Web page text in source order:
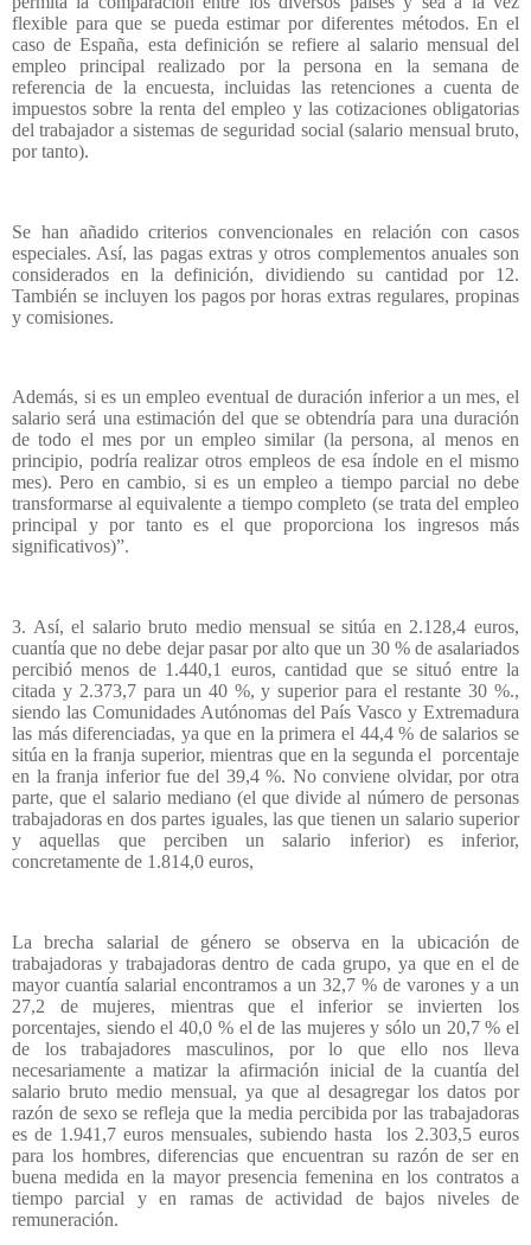
flexible para que se pueda estimar por diferentes métodos. En el
caso de España, esta definición se refiere al salario mensual del
empleo principal realizado por la persona en la semana de
referencia de la encuesta, incluidas las retenciones a cuenta de
impuestos sobre la renta del empleo y las cotizaciones obligatorias
del trabajador a sistemas de seguridad social (salario mensual bruto,
por tanto).
Se han añadido criterios convencionales en relación con casos
especiales. Así, las pagas extras y otros complementos anuales son
considerados en la definición, dividiendo su cantidad por 12.
También se incluyen los pagos por horas extras regulares, propinas
y comisiones.
Además, si es un empleo eventual de duración inferior a un mes, el
salario será una estimación del que se obtendría para una duración
de todo el mes por un empleo similar (la persona, al menos en
principio, podría realizar otros empleos de esa índole en el mismo
mes). Pero en cambio, si es un empleo a tiempo parcial no debe
transformarse al equivalente a tiempo completo (se trata del empleo
principal y por tanto es el que proporciona los ingresos más
significativos)”.
3. Así, el salario bruto medio mensual se sitúa en 2.128,4 euros,
cuantía que no debe dejar pasar por alto que un 30 % de asalariados
percibió menos de 1.440,1 euros, cantidad que se situó entre la
citada y 2.373,7 para un 40 %, y superior para el restante 30 %.,
siendo las Comunidades Autónomas del País Vasco y Extremadura
las más diferenciadas, ya que en la primera el 44,4 % de salarios se
sitúa en la franja superior, mientras que en la segunda el porcentaje
en la franja inferior fue del 39,4 %. No conviene olvidar, por otra
parte, que el salario mediano (el que divide al número de personas
trabajadoras en dos partes iguales, las que tienen un salario superior
y aquellas que perciben un salario inferior) es inferior,
concretamente de 1.814,0 euros,
La brecha salarial de género se observa en la ubicación de
trabajadoras y trabajadoras dentro de cada grupo, ya que en el de
mayor cuantía salarial encontramos a un 32,7 % de varones y a un
27,2 de mujeres, mientras que el inferior se invierten los
porcentajes, siendo el 40,0 % el de las mujeres y sólo un 20,7 % el
de los trabajadores masculinos, por lo que ello nos lleva
necesariamente a matizar la afirmación inicial de la cuantía del
salario bruto medio mensual, ya que al desagregar los datos por
razón de sexo se refleja que la media percibida por las trabajadoras
es de 1.941,7 euros mensuales, subiendo hasta
los 2.303,5 euros
para los hombres, diferencias que encuentran su razón de ser en
buena medida en la mayor presencia femenina en los contratos a
tiempo parcial y en ramas de actividad de bajos niveles de
remuneración.